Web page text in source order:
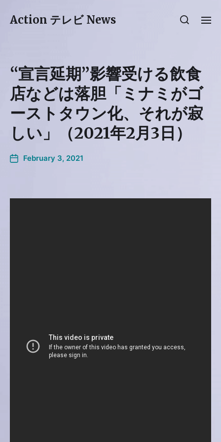
Action テレビ News
“宣言延期”影響受ける飲食
店などは落胆「ミナミがゴ
ーストタウン化、それが寂
しい」（2021年2月3日）
February 3, 2021